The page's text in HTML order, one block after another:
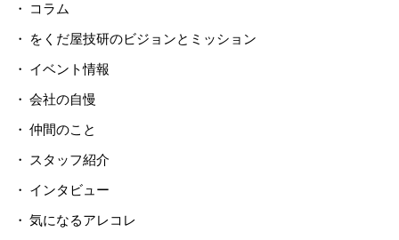
コラム
をくだ屋技研のビジョンとミッション
イベント情報
会社の自慢
仲間のこと
スタッフ紹介
インタビュー
気になるアレコレ